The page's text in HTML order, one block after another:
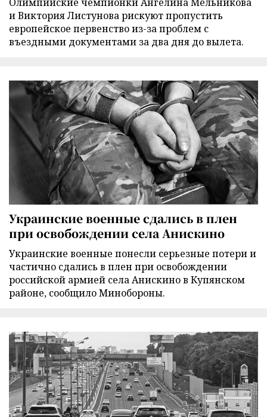
и Виктория Листунова рискуют пропустить
европейское первенство из-за проблем с
въездными документами за два дня до вылета.
Украинские военные сдались в плен
при освобождении села Анискино
Украинские военные понесли серьезные потери и
частично сдались в плен при освобождении
российской армией села Анискино в Купянском
районе, сообщило Минобороны.